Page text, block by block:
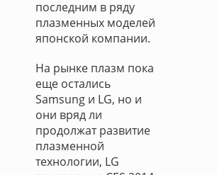
последним в ряду
плазменных моделей
японской компании.
На рынке плазм пока
еще остались
Samsung и LG, но и
они вряд ли
продолжат развитие
плазменной
технологии, LG